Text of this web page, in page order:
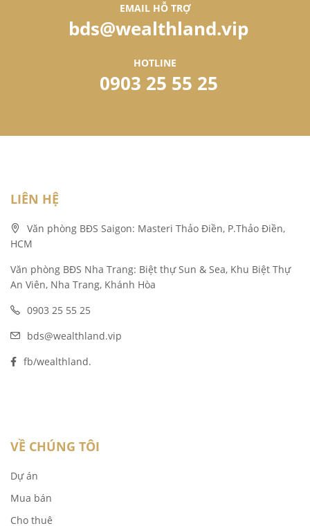
EMAIL HỖ TRỢ
bds@wealthland.vip
HOTLINE
0903 25 55 25
LIÊN HỆ
Văn phòng BĐS Saigon: Masteri Thảo Điền, P.Thảo Điền,
HCM
Văn phòng BĐS Nha Trang: Biệt thự Sun & Sea, Khu Biệt Thự
An Viên, Nha Trang, Khánh Hòa
0903 25 55 25
bds@wealthland.vip
fb/wealthland.
VỀ CHÚNG TÔI
Dự án
Mua bán
Cho thuê